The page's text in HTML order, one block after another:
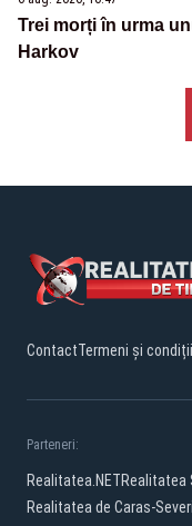
Trei morți în urma
Harkov
ContactTermeni și condiții
Parteneri:
Realitatea.NETRealitatea
Realitatea de Caras-